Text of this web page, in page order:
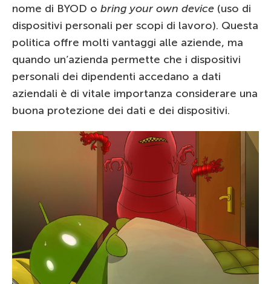
nome di BYOD o bring your own device (uso di
dispositivi personali per scopi di lavoro). Questa
politica offre molti vantaggi alle aziende, ma
quando un’azienda permette che i dispositivi
personali dei dipendenti accedano a dati
aziendali è di vitale importanza considerare una
buona protezione dei dati e dei dispositivi.